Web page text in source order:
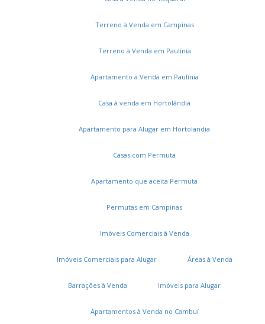
Terreno à Venda em Campinas
Terreno à Venda em Paulínia
Apartamento à Venda em Paulínia
Casa à venda em Hortolândia
Apartamento para Alugar em Hortolandia
Casas com Permuta
Apartamento que aceita Permuta
Permutas em Campinas
Imóveis Comerciais à Venda
Imóveis Comerciais para Alugar Áreas à Venda
Barrações à Venda Imóveis para Alugar
Apartamentos à Venda no Cambuí
Serviços
Cadastros e Propostas
Cadastre seu imóvel
Trabalhe conosco
Área restrita